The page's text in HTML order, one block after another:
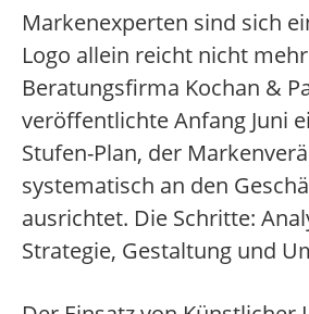
Markenexperten sind sich
Logo allein reicht nicht
Beratungsfirma Kochan &
veröffentlichte Anfang Juni
Stufen-Plan, der
systematisch an den
ausrichtet. Die Schritte:
Strategie, Gestaltung und